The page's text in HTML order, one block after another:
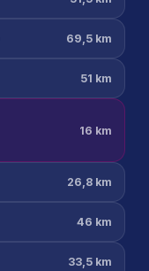
69,5 km
51 km
16 km
26,8 km
46 km
33,5 km